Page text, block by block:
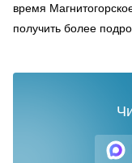
время
получить более